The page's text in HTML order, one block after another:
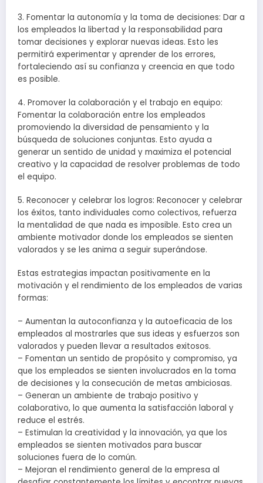
3. Fomentar la autonomía y la toma de decisiones: Dar a
los empleados la libertad y la responsabilidad para
tomar decisiones y explorar nuevas ideas. Esto les
permitirá experimentar y aprender de los errores,
fortaleciendo así su confianza y creencia en que todo
es posible.
4. Promover la colaboración y el trabajo en equipo:
Fomentar la colaboración entre los empleados
promoviendo la diversidad de pensamiento y la
búsqueda de soluciones conjuntas. Esto ayuda a
generar un sentido de unidad y maximiza el potencial
creativo y la capacidad de resolver problemas de todo
el equipo.
5. Reconocer y celebrar los logros: Reconocer y celebrar
los éxitos, tanto individuales como colectivos, refuerza
la mentalidad de que nada es imposible. Esto crea un
ambiente motivador donde los empleados se sienten
valorados y se les anima a seguir superándose.
Estas estrategias impactan positivamente en la
motivación y el rendimiento de los empleados de varias
formas:
– Aumentan la autoconfianza y la autoeficacia de los
empleados al mostrarles que sus ideas y esfuerzos son
valorados y pueden llevar a resultados exitosos.
– Fomentan un sentido de propósito y compromiso, ya
que los empleados se sienten involucrados en la toma
de decisiones y la consecución de metas ambiciosas.
– Generan un ambiente de trabajo positivo y
colaborativo, lo que aumenta la satisfacción laboral y
reduce el estrés.
– Estimulan la creatividad y la innovación, ya que los
empleados se sienten motivados para buscar
soluciones fuera de lo común.
– Mejoran el rendimiento general de la empresa al